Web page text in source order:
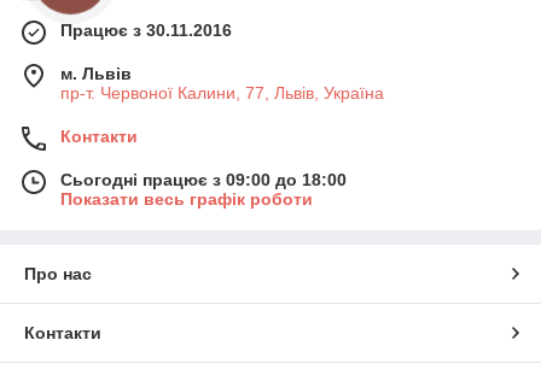
Працює з 30.11.2016
м. Львів
пр-т. Червоної Калини, 77, Львів, Україна
Контакти
Сьогодні працює з 09:00 до 18:00
Показати весь графік роботи
Про нас
Контакти